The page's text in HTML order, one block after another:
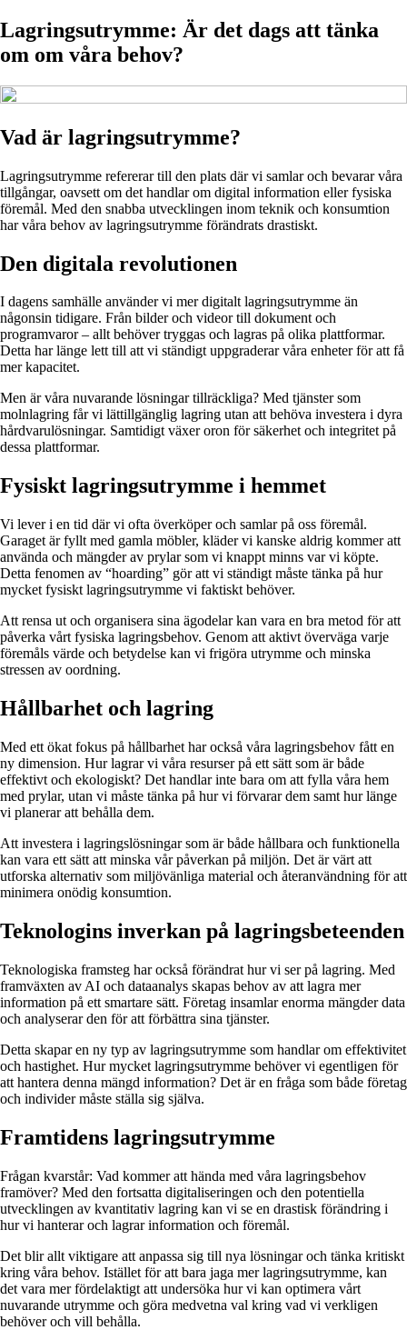
Lagringsutrymme: Är det dags att tänka
om om våra behov?
Vad är lagringsutrymme?
Lagringsutrymme refererar till den plats där vi samlar och bevarar våra
tillgångar, oavsett om det handlar om digital information eller fysiska
föremål. Med den snabba utvecklingen inom teknik och konsumtion
har våra behov av lagringsutrymme förändrats drastiskt.
Den digitala revolutionen
I dagens samhälle använder vi mer digitalt lagringsutrymme än
någonsin tidigare. Från bilder och videor till dokument och
programvaror – allt behöver tryggas och lagras på olika plattformar.
Detta har länge lett till att vi ständigt uppgraderar våra enheter för att få
mer kapacitet.
Men är våra nuvarande lösningar tillräckliga? Med tjänster som
molnlagring får vi lättillgänglig lagring utan att behöva investera i dyra
hårdvarulösningar. Samtidigt växer oron för säkerhet och integritet på
dessa plattformar.
Fysiskt lagringsutrymme i hemmet
Vi lever i en tid där vi ofta överköper och samlar på oss föremål.
Garaget är fyllt med gamla möbler, kläder vi kanske aldrig kommer att
använda och mängder av prylar som vi knappt minns var vi köpte.
Detta fenomen av “hoarding” gör att vi ständigt måste tänka på hur
mycket fysiskt lagringsutrymme vi faktiskt behöver.
Att rensa ut och organisera sina ägodelar kan vara en bra metod för att
påverka vårt fysiska lagringsbehov. Genom att aktivt överväga varje
föremåls värde och betydelse kan vi frigöra utrymme och minska
stressen av oordning.
Hållbarhet och lagring
Med ett ökat fokus på hållbarhet har också våra lagringsbehov fått en
ny dimension. Hur lagrar vi våra resurser på ett sätt som är både
effektivt och ekologiskt? Det handlar inte bara om att fylla våra hem
med prylar, utan vi måste tänka på hur vi förvarar dem samt hur länge
vi planerar att behålla dem.
Att investera i lagringslösningar som är både hållbara och funktionella
kan vara ett sätt att minska vår påverkan på miljön. Det är värt att
utforska alternativ som miljövänliga material och återanvändning för att
minimera onödig konsumtion.
Teknologins inverkan på lagringsbeteenden
Teknologiska framsteg har också förändrat hur vi ser på lagring. Med
framväxten av AI och dataanalys skapas behov av att lagra mer
information på ett smartare sätt. Företag insamlar enorma mängder data
och analyserar den för att förbättra sina tjänster.
Detta skapar en ny typ av lagringsutrymme som handlar om effektivitet
och hastighet. Hur mycket lagringsutrymme behöver vi egentligen för
att hantera denna mängd information? Det är en fråga som både företag
och individer måste ställa sig själva.
Framtidens lagringsutrymme
Frågan kvarstår: Vad kommer att hända med våra lagringsbehov
framöver? Med den fortsatta digitaliseringen och den potentiella
utvecklingen av kvantitativ lagring kan vi se en drastisk förändring i
hur vi hanterar och lagrar information och föremål.
Det blir allt viktigare att anpassa sig till nya lösningar och tänka kritiskt
kring våra behov. Istället för att bara jaga mer lagringsutrymme, kan
det vara mer fördelaktigt att undersöka hur vi kan optimera vårt
nuvarande utrymme och göra medvetna val kring vad vi verkligen
behöver och vill behålla.